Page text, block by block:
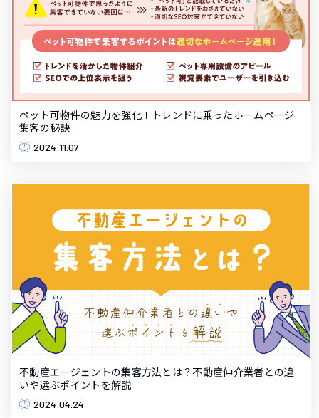
ペット可物件の魅力を強化！トレンドに乗ったホームページ
集客の秘訣
2024.11.07
不動産エージェントの集客方法とは？不動産仲介業者との違
いや選ぶポイントを解説
2024.04.24